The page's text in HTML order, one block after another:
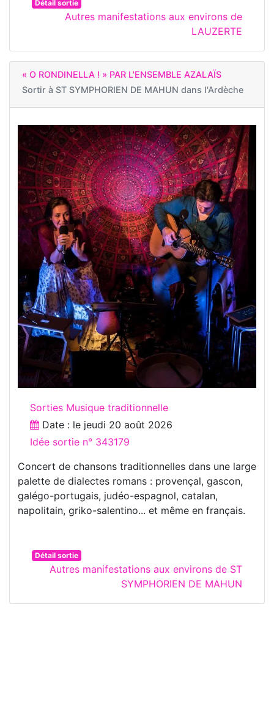
Détail sortie
Autres manifestations aux environs de
LAUZERTE
« O RONDINELLA ! » PAR L'ENSEMBLE AZALAÏS
Sortir à ST SYMPHORIEN DE MAHUN dans l'Ardèche
Sorties Musique traditionnelle
Date : le jeudi 20 août 2026
Idée sortie n° 343179
Concert de chansons traditionnelles dans une large
palette de dialectes romans : provençal, gascon,
galégo-portugais, judéo-espagnol, catalan,
napolitain, griko-salentino... et même en français.
Détail sortie
Autres manifestations aux environs de ST
SYMPHORIEN DE MAHUN